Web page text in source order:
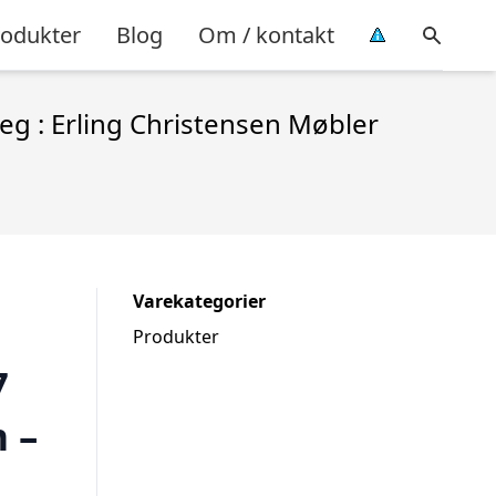
Blog Om / kontakt
: Erling Christensen Møbler
–
Varekategorier
Produkter